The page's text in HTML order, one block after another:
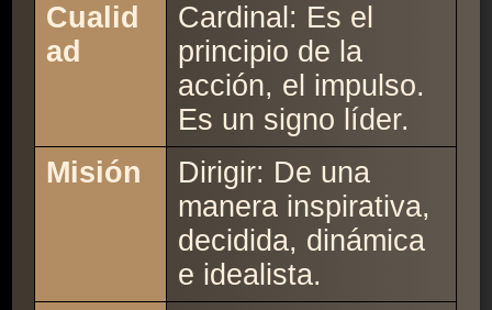
Cualid
ad
Cardinal: Es el
principio de la
acción, el impulso.
Es un signo líder.
Misión
Dirigir: De una
manera inspirativa,
decidida, dinámica
e idealista.